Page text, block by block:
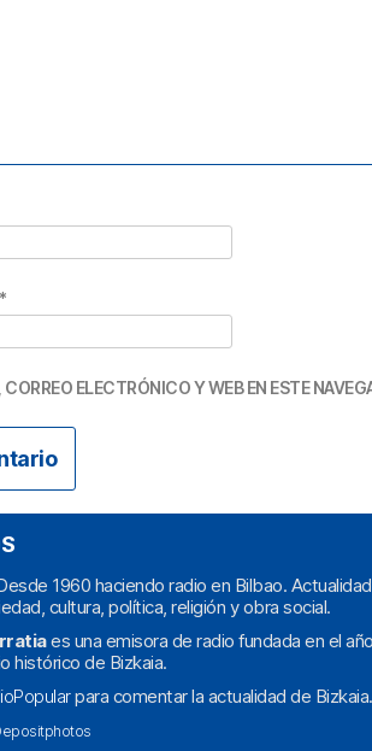
*
ELECTRÓNICO Y WEB EN ESTE
1960 haciendo radio en Bilbao.
cultura, política, religión y obra social.
es una emisora de radio fundada en el
histórico de Bizkaia.
para comentar la actualidad de Bizkaia.